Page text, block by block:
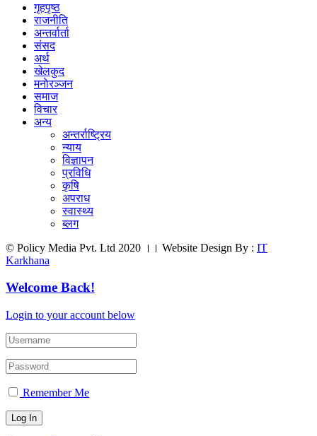
गृहपृष्ठ
राजनीति
अन्तर्वार्ता
संसद
अर्थ
खेलकुद
मनाेरञ्जन
समाज
विचार
अन्य
अन्तर्राष्ट्रिय
न्याय
विज्ञापन
प्रविधि
कृषि
अपराध
स्वास्थ्य
ब्लग
© Policy Media Pvt. Ltd 2020 ।। Website Design By : IT
Karkhana
Welcome Back!
Login to your account below
Remember Me